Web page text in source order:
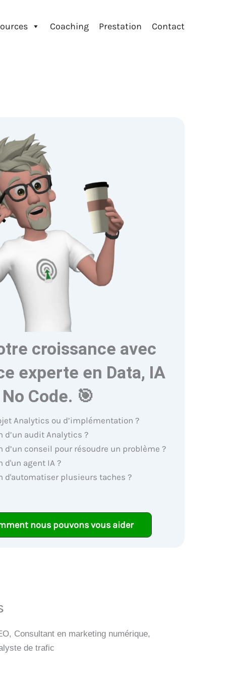
Coaching Prestation Contact
croissance avec
experte en Data, IA
Code. 🎯
Analytics ou d’implémentation ?
d’un audit Analytics ?
d’un conseil pour résoudre un problème ?
d'un agent IA ?
d'automatiser plusieurs taches ?
nous pouvons vous aider
Consultant en marketing numérique,
de trafic